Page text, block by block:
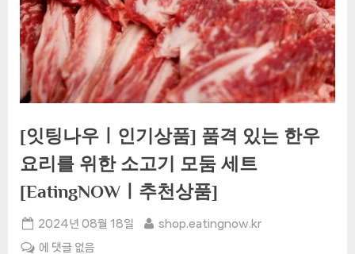
[잇팅나우ㅣ인기상품] 품격 있는 한우
요리를 위한 소고기 모둠 세트
[EatingNOWㅣ추천상품]
Posted
on
2024년 08월 18일 By
shop.eatingnow.kr
[잇
에 댓글 없음